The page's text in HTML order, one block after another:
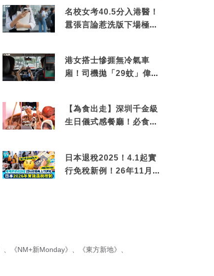
名校女考40.5分入港醫！
囂張言論惹洗版下場極震
港女搭士慘捱無冷氣車
廂！司機拋「29蚊」偉論
【為食出走】深圳千金級
生日儀式感餐廳！必食失
日本退稅2025！4.1起實
行免稅新例！26年11月
《NM+新Monday》 《東方新地》